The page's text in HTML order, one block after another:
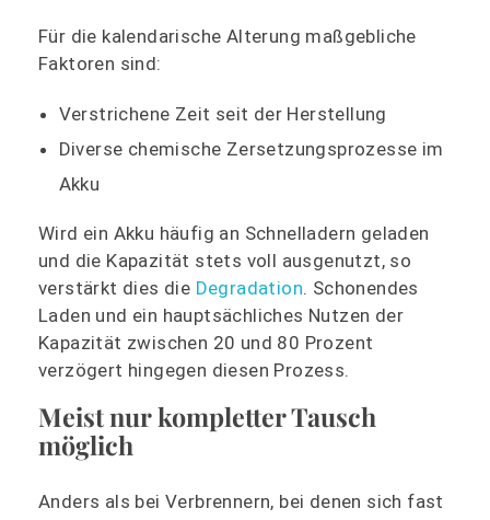
Für die kalendarische Alterung maßgebliche
Faktoren sind:
Verstrichene Zeit seit der Herstellung
Diverse chemische Zersetzungsprozesse im
Akku
Wird ein Akku häufig an Schnelladern geladen
und die Kapazität stets voll ausgenutzt, so
verstärkt dies die Degradation. Schonendes
Laden und ein hauptsächliches Nutzen der
Kapazität zwischen 20 und 80 Prozent
verzögert hingegen diesen Prozess.
Meist nur kompletter Tausch
möglich
Anders als bei Verbrennern, bei denen sich fast